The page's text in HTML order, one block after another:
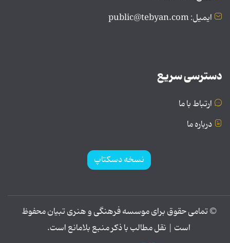
ایمیل: public@tebyan.com
دسترسی سریع
ارتباط با ما
درباره ما
نسخه دسکتاپ
© تمامی حقوق برای موسسه فرهنگی و هنری تبیان محفوظ
است | نقل مطالب با ذکر منبع بلامانع است.